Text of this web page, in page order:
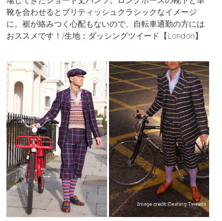
靴を合わせるとブリティッシュクラシックなイメージ
に。裾が絡みつく心配もないので、自転車通勤の方には
おススメです！/生地：ダッシングツイード【London】